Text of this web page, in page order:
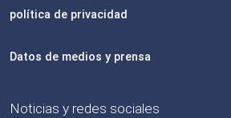
política de privacidad
Datos de medios y prensa
Noticias y redes sociales